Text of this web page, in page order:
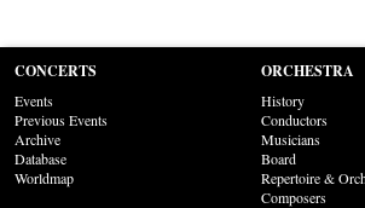
CONCERTS
Events
Previous Events
Archive
Database
Worldmap
ORCHESTRA
History
Conductors
Musicians
Board
Repertoire &
Composers